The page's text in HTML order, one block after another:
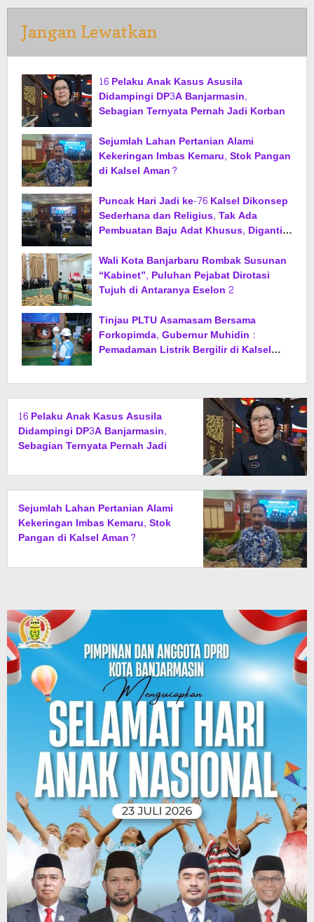
Jangan Lewatkan
16 Pelaku Anak Kasus Asusila
Didampingi DP3A Banjarmasin,
Sebagian Ternyata Pernah Jadi Korban
Sejumlah Lahan Pertanian Alami
Kekeringan Imbas Kemaru, Stok Pangan
di Kalsel Aman?
Puncak Hari Jadi ke-76 Kalsel Dikonsep
Sederhana dan Religius, Tak Ada
Pembuatan Baju Adat Khusus, Diganti
Wali Kota Banjarbaru Rombak Susunan
“Kabinet”, Puluhan Pejabat Dirotasi
Tujuh di Antaranya Eselon 2
Tinjau PLTU Asamasam Bersama
Forkopimda, Gubernur Muhidin :
Pemadaman Listrik Bergilir di Kalsel
16 Pelaku Anak Kasus Asusila
Didampingi DP3A Banjarmasin,
Sebagian Ternyata Pernah Jadi
Sejumlah Lahan Pertanian Alami
Kekeringan Imbas Kemaru, Stok
Pangan di Kalsel Aman?